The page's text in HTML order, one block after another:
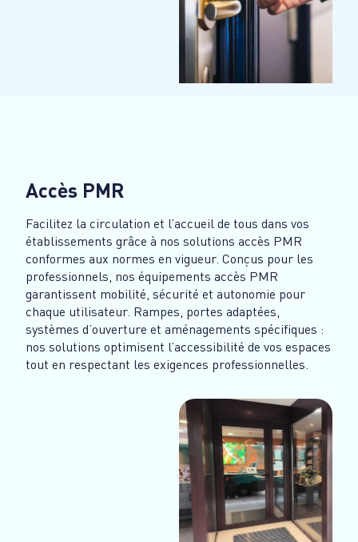
Accès PMR
Facilitez la circulation et l’accueil de tous dans vos
établissements grâce à nos solutions accès PMR
conformes aux normes en vigueur. Conçus pour les
professionnels, nos équipements accès PMR
garantissent mobilité, sécurité et autonomie pour
chaque utilisateur. Rampes, portes adaptées,
systèmes d’ouverture et aménagements spécifiques :
nos solutions optimisent l’accessibilité de vos espaces
tout en respectant les exigences professionnelles.